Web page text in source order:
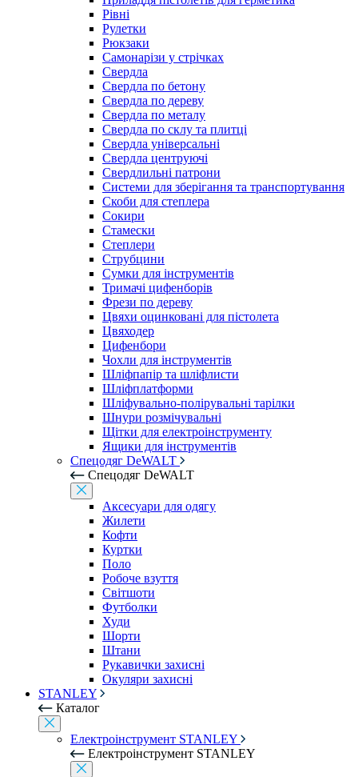
Рівні
Рулетки
Рюкзаки
Самонарізи у стрічках
Свердла
Свердла по бетону
Свердла по дереву
Свердла по металу
Свердла по склу та плитці
Свердла універсальні
Свердла центруючі
Свердлильні патрони
Системи для зберігання та транспортування
Скоби для степлера
Сокири
Стамески
Степлери
Струбцини
Сумки для інструментів
Тримачі цифенборів
Фрези по дереву
Цвяхи оцинковані для пістолета
Цвяходер
Цифенбори
Чохли для інструментів
Шліфпапір та шліфлисти
Шліфплатформи
Шліфувально-полірувальні тарілки
Шнури розмічувальні
Щітки для електроінструменту
Ящики для інструментів
Спецодяг DeWALT
Спецодяг DeWALT
Аксесуари для одягу
Жилети
Кофти
Куртки
Поло
Робоче взуття
Світшоти
Футболки
Худи
Шорти
Штани
Рукавички захисні
Окуляри захисні
STANLEY
Каталог
Електроінструмент STANLEY
Електроінструмент STANLEY